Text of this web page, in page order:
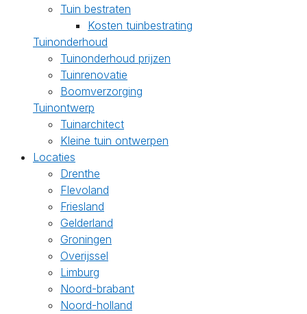
Tuin bestraten
Kosten tuinbestrating
Tuinonderhoud
Tuinonderhoud prijzen
Tuinrenovatie
Boomverzorging
Tuinontwerp
Tuinarchitect
Kleine tuin ontwerpen
Locaties
Drenthe
Flevoland
Friesland
Gelderland
Groningen
Overijssel
Limburg
Noord-brabant
Noord-holland